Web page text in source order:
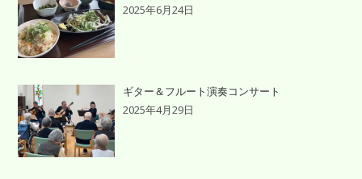
2025年6月24日
ギター＆フルート演奏コンサート
2025年4月29日